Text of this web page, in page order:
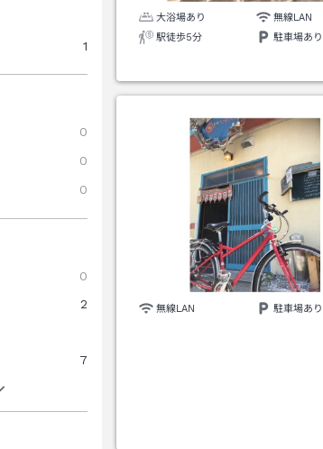
1
0
0
0
0
2
7
大浴場あり
無線LAN
駅徒歩5分
駐車場あり
無線LAN 駐車場あり